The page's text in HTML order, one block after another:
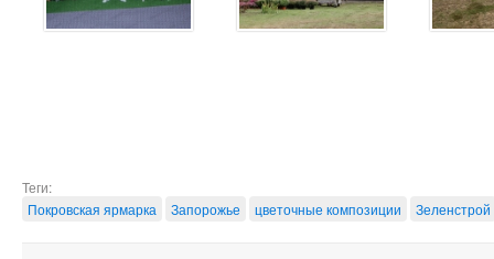
Теги:
Покровская ярмарка
Запорожье цветочные композиции Зеленстрой